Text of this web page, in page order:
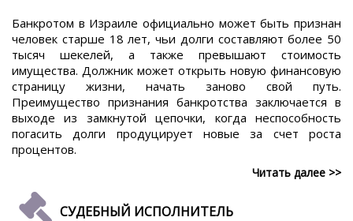
Банкротом в Израиле официально может быть признан
человек старше 18 лет, чьи долги составляют более 50
тысяч шекелей, а также превышают стоимость
имущества. Должник может открыть новую финансовую
страницу жизни, начать заново свой путь.
Преимущество признания банкротства заключается в
выходе из замкнутой цепочки, когда неспособность
погасить долги продуцирует новые за счет роста
процентов.
Читать далее >>
СУДЕБНЫЙ ИСПОЛНИТЕЛЬ